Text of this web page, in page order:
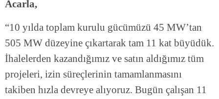
Acarla,
“10 yılda toplam kurulu gücümüzü 45 MW’tan
505 MW düzeyine çıkartarak tam 11 kat büyüdük.
İhalelerden kazandığımız ve satın aldığımız tüm
projeleri, izin süreçlerinin tamamlanmasını
takiben hızla devreye alıyoruz. Bugün çalışan 11